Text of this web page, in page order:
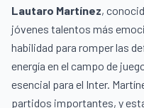
Lautaro Martínez,
jóvenes talentos más
habilidad para romper las
energía en el campo de
esencial para el Inter.
partidos importantes, y